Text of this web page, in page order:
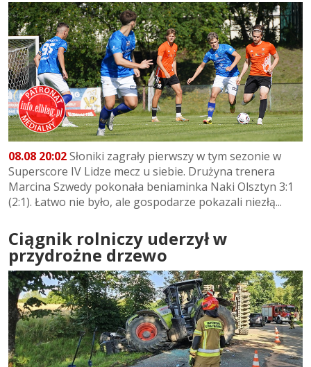
08.08 20:02Słoniki zagrały pierwszy w tym sezonie w
Superscore IV Lidze mecz u siebie. Drużyna trenera
Marcina Szwedy pokonała beniaminka Naki Olsztyn 3:1
(2:1). Łatwo nie było, ale gospodarze pokazali niezłą...
Ciągnik rolniczy uderzył w
przydrożne drzewo